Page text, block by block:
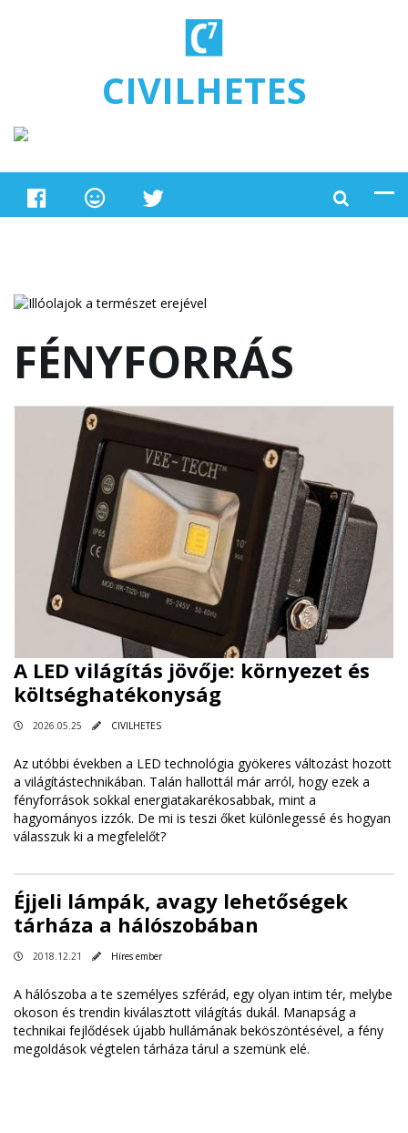
CIVILHETES
FÉNYFORRÁS
A LED világítás jövője: környezet és
költséghatékonyság
2026.05.25 CIVILHETES
Az utóbbi években a LED technológia gyökeres változást hozott
a világítástechnikában. Talán hallottál már arról, hogy ezek a
fényforrások sokkal energiatakarékosabbak, mint a
hagyományos izzók. De mi is teszi őket különlegessé és hogyan
válasszuk ki a megfelelőt?
Éjjeli lámpák, avagy lehetőségek
tárháza a hálószobában
2018.12.21 Híres ember
A hálószoba a te személyes szférád, egy olyan intim tér, melybe
okoson és trendin kiválasztott világítás dukál. Manapság a
technikai fejlődések újabb hullámának beköszöntésével, a fény
megoldások végtelen tárháza tárul a szemünk elé.